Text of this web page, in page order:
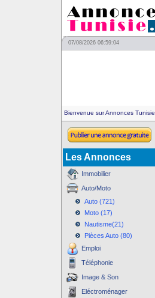
07/08/2026 06:59:04
Bienvenue sur Annonces Tunisie.
Les Annonces
Immobilier
Auto/Moto
Auto (721)
Moto (17)
Nautisme(21)
Pièces Auto (80)
Emploi
Téléphonie
Image & Son
Eléctroménager